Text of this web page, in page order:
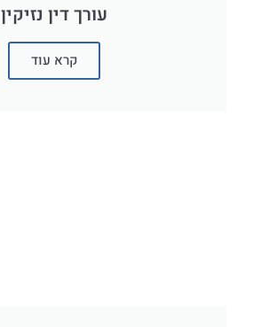
עורך דין נזיקין
קרא עוד